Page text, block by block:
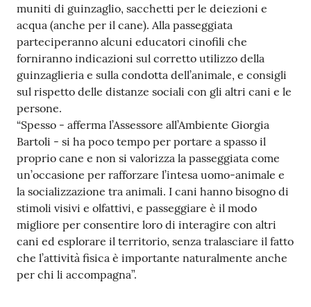
muniti di guinzaglio, sacchetti per le deiezioni e
acqua (anche per il cane). Alla passeggiata
parteciperanno alcuni educatori cinofili che
forniranno indicazioni sul corretto utilizzo della
guinzaglieria e sulla condotta dell’animale, e consigli
sul rispetto delle distanze sociali con gli altri cani e le
persone.
“Spesso - afferma l’Assessore all’Ambiente Giorgia
Bartoli - si ha poco tempo per portare a spasso il
proprio cane e non si valorizza la passeggiata come
un’occasione per rafforzare l’intesa uomo-animale e
la socializzazione tra animali. I cani hanno bisogno di
stimoli visivi e olfattivi, e passeggiare è il modo
migliore per consentire loro di interagire con altri
cani ed esplorare il territorio, senza tralasciare il fatto
che l’attività fisica è importante naturalmente anche
per chi li accompagna”.